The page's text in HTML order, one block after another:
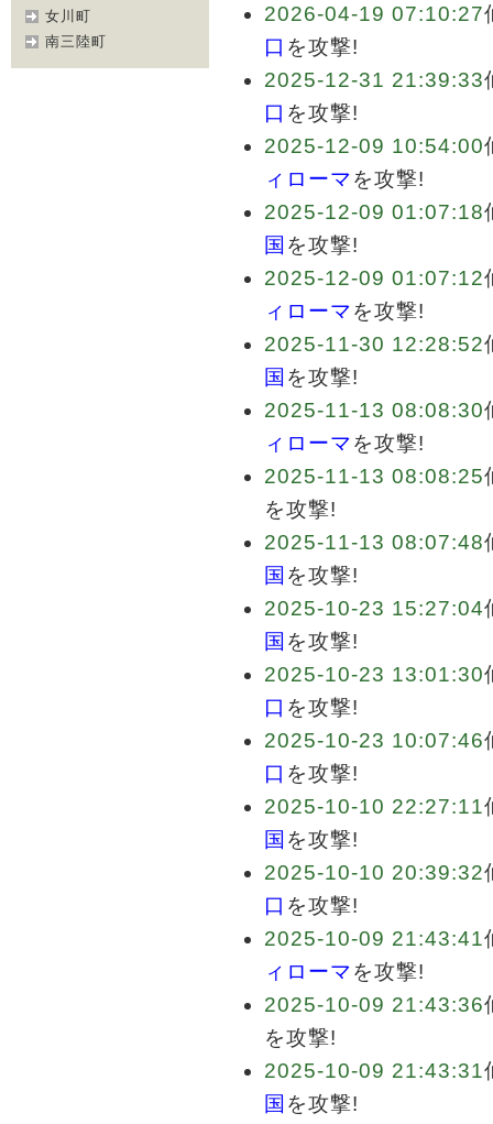
女川町
南三陸町
2026-04-19 07:10:27
口 を攻撃!
2025-12-31 21:39:33
口 を攻撃!
2025-12-09 10:54:00
ィローマを攻撃!
2025-12-09 01:07:18
国 を攻撃!
2025-12-09 01:07:12
ィローマを攻撃!
2025-11-30 12:28:52
国 を攻撃!
2025-11-13 08:08:30
ィローマを攻撃!
2025-11-13 08:08:25
を攻撃!
2025-11-13 08:07:48
国 を攻撃!
2025-10-23 15:27:04
国 を攻撃!
2025-10-23 13:01:30
口 を攻撃!
2025-10-23 10:07:46
口 を攻撃!
2025-10-10 22:27:11
国 を攻撃!
2025-10-10 20:39:32
口 を攻撃!
2025-10-09 21:43:41
ィローマを攻撃!
2025-10-09 21:43:36
を攻撃!
2025-10-09 21:43:31
国 を攻撃!